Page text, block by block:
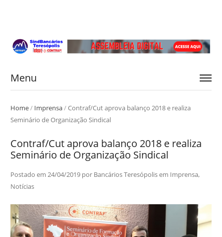
Menu
Home/ Imprensa/Contraf/Cut aprova balanço 2018 e realiza
Seminário de Organização Sindical
Contraf/Cut aprova balanço 2018 e realiza
Seminário de Organização Sindical
Postado em 24/04/2019por Bancários Teresópolisem Imprensa,
Notícias